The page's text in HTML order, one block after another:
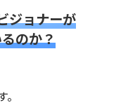
ジョナーが
のか？